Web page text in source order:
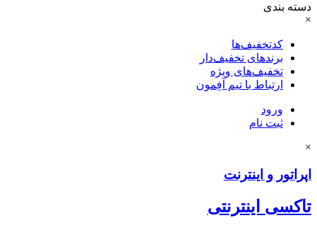
دسته بندی
×
کدتخفیف‌ها
برندهای تخفیف‌دار
تخفیف‌های ویژه
ارتباط با تیم آفِمون
ورود
ثبت نام
×
اپراتور و اینترنت
تاکسی اینترنتی